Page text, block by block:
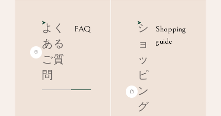
よく
ある
ご質
問
FAQ
シ
ョ
ッ
ピ
ン
グ
Shopping
guide